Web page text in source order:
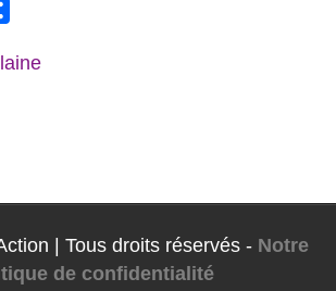
| Tous droits réservés - Notre
de confidentialité